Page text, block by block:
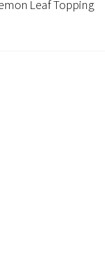
Leaf Topping